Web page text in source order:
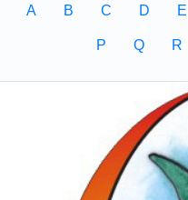
A B C D E
P Q R